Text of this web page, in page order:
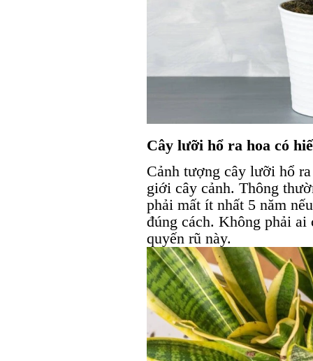
Cây lưỡi hổ ra hoa có
Cảnh tượng cây lưỡi hổ
giới cây cảnh. Thông
phải mất ít nhất 5 năm
đúng cách. Không phải
quyến rũ này.